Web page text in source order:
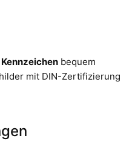
bequem
mit DIN-Zertifizierung